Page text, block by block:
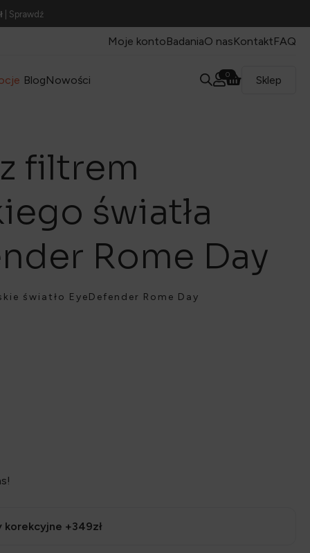
| Sprawdź
Moje kontoBadaniaO nasKontaktFAQ
BlogNowości 0 Sklep
filtrem
światła
Rome Day
światło EyeDefender Rome Day
+349zł